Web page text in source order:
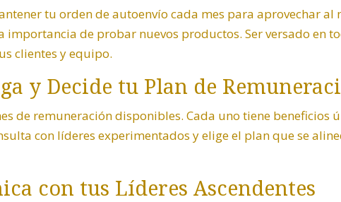
tu orden de autoenvío cada mes para aprovechar
importancia de probar nuevos productos. Ser versado en
clientes y equipo.
y Decide tu Plan de
de remuneración disponibles. Cada uno tiene beneficios
con líderes experimentados y elige el plan que se
con tus Líderes Ascendentes